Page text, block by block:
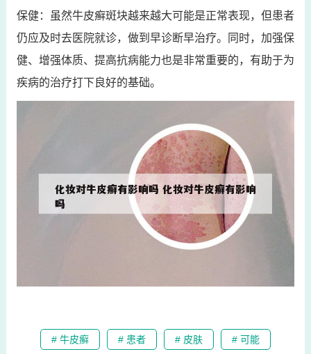
保健：虽然牛皮癣斑块越来越大可能是正常表现，但患者
仍应及时去医院就诊，做到早诊断早治疗。同时，加强保
健、增强体质、提高抗病能力也是非常重要的，有助于为
疾病的治疗打下良好的基础。
# 牛皮癣 # 患者 # 皮肤 # 可能